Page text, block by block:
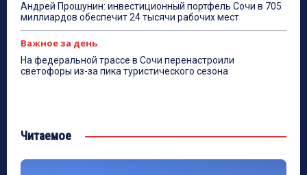
Андрей Прошунин: инвестиционный портфель Сочи в 705
миллиардов обеспечит 24 тысячи рабочих мест
Важное за день
На федеральной трассе в Сочи перенастроили
светофоры из-за пика туристического сезона
Читаемое